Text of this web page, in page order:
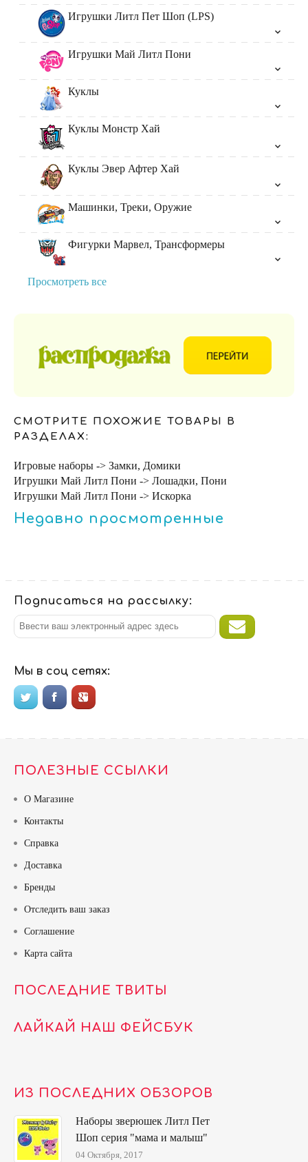
Игрушки Литл Пет Шоп (LPS)
Игрушки Май Литл Пони
Куклы
Куклы Монстр Хай
Куклы Эвер Афтер Хай
Машинки, Треки, Оружие
Фигурки Марвел, Трансформеры
Просмотреть все
СМОТРИТЕ ПОХОЖИЕ ТОВАРЫ В
РАЗДЕЛАХ:
Игровые наборы -> Замки, Домики
Игрушки Май Литл Пони -> Лошадки, Пони
Игрушки Май Литл Пони -> Искорка
Недавно просмотренные
Подписаться на рассылку:
Мы в соц сетях:
ПОЛЕЗНЫЕ ССЫЛКИ
О Магазине
Контакты
Справка
Доставка
Бренды
Отследить ваш заказ
Соглашение
Карта сайта
ПОСЛЕДНИЕ ТВИТЫ
ЛАЙКАЙ НАШ ФЕЙСБУК
ИЗ ПОСЛЕДНИХ ОБЗОРОВ
Наборы зверюшек Литл Пет
Шоп серия "мама и малыш"
04 Октября, 2017